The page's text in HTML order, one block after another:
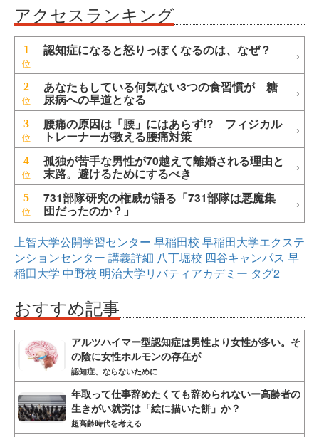
アクセスランキング
1 認知症になると怒りっぽくなるのは、なぜ？
2 あなたもしている何気ない3つの食習慣が 糖
尿病への早道となる
3 腰痛の原因は「腰」にはあらず!? フィジカル
トレーナーが教える腰痛対策
4 孤独が苦手な男性が70越えて離婚される理由と
末路。避けるためにするべき
5 731部隊研究の権威が語る「731部隊は悪魔集
団だったのか？」
上智大学公開学習センター 早稲田校 早稲田大学エクステ
ンションセンター 講義詳細 八丁堀校 四谷キャンパス 早
稲田大学 中野校 明治大学リバティアカデミー タグ2
おすすめ記事
アルツハイマー型認知症は男性より女性が多い。そ
の陰に女性ホルモンの存在が
認知症、ならないために
年取って仕事辞めたくても辞められないー高齢者の
生きがい就労は「絵に描いた餅」か？
超高齢時代を考える